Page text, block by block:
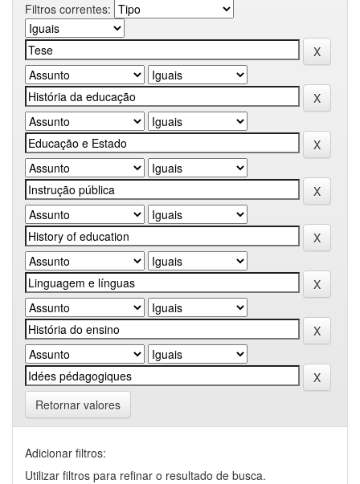
Filtros correntes:
Retornar valores
Adicionar filtros:
Utilizar filtros para refinar o resultado de busca.